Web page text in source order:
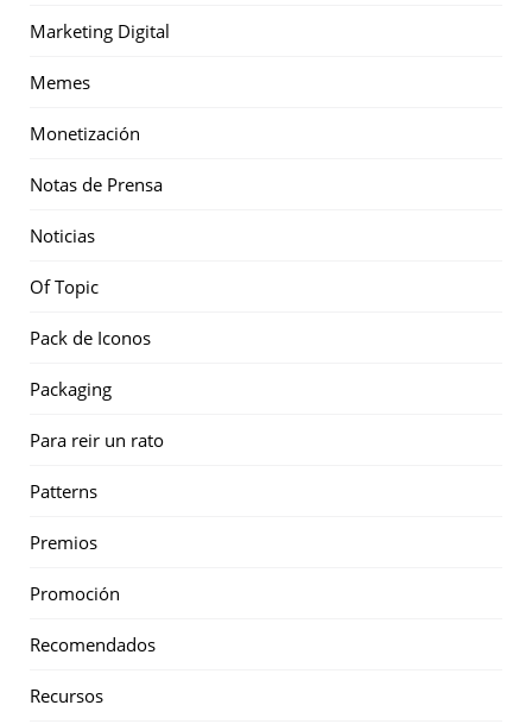
Marketing Digital
Memes
Monetización
Notas de Prensa
Noticias
Of Topic
Pack de Iconos
Packaging
Para reir un rato
Patterns
Premios
Promoción
Recomendados
Recursos